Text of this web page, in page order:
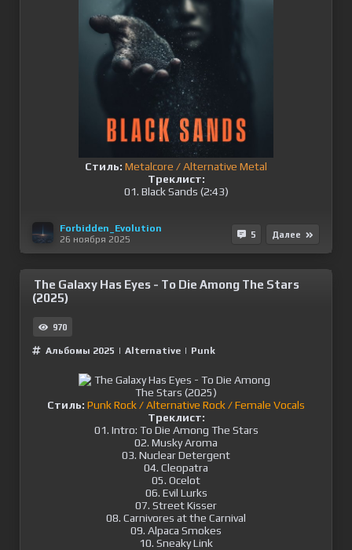
Стиль: Metalcore / Alternative Metal
Треклист:
01. Black Sands (2:43)
Forbidden_Evolution
26 ноября 2025
5 Далее
The Galaxy Has Eyes - To Die Among The Stars
(2025)
970
Альбомы 2025 | Alternative | Punk
Стиль: Punk Rock / Alternative Rock / Female Vocals
Треклист:
01. Intro: To Die Among The Stars
02. Musky Aroma
03. Nuclear Detergent
04. Cleopatra
05. Ocelot
06. Evil Lurks
07. Street Kisser
08. Carnivores at the Carnival
09. Alpaca Smokes
10. Sneaky Link